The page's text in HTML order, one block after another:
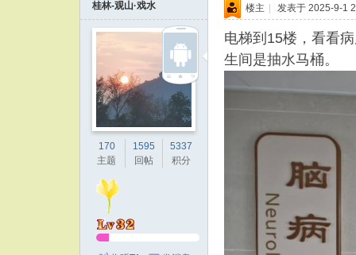
桂林-观山·戏水
170
主题
1595
回帖
5337
积分
楼主 | 发表于 2025-9-1
电梯到15楼，看看
生间是抽水马桶。